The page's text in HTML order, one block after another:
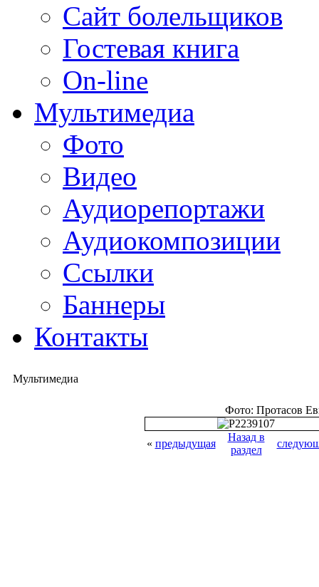
Сайт болельщиков
Гостевая книга
On-line
Мультимедиа
Фото
Видео
Аудиорепортажи
Аудиокомпозиции
Ссылки
Баннеры
Контакты
Мультимедиа
Фото: Протасов
« предыдущая
Назад в
раздел